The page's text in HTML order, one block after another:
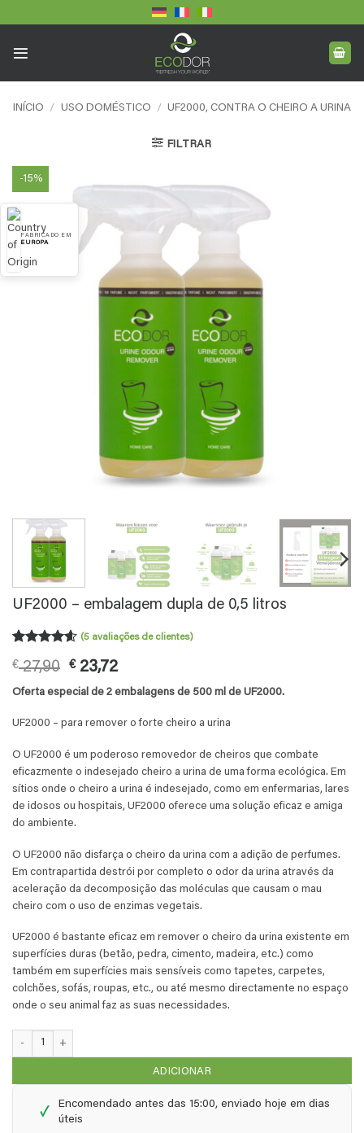
to
INÍCIO / USO DOMÉSTICO / UF2000, CONTRA O CHEIRO A URINA
FILTRAR
-15%
FABRICADO EM
EUROPA
UF2000 – embalagem dupla de 0,5 litros
Classificado
com4.6
base em
de clientes
(5avaliações de clientes)
€27,90 O
preço
original
€23,72O
preço
atual
Oferta especial de 2 embalagens de 500 ml de UF2000.
UF2000 – para remover o forte cheiro a urina
O UF2000 é um poderoso removedor de cheiros que combate
eficazmente o indesejado cheiro a urina de uma forma ecológica. Em
sítios onde o cheiro a urina é indesejado, como em enfermarias, lares
de idosos ou hospitais, UF2000 oferece uma solução eficaz e amiga
do ambiente.
O UF2000 não disfarça o cheiro da urina com a adição de perfumes.
Em contrapartida destrói por completo o odor da urina através da
aceleração da decomposição das moléculas que causam o mau
cheiro com o uso de enzimas vegetais.
UF2000 é bastante eficaz em remover o cheiro da urina existente em
superfícies duras (betão, pedra, cimento, madeira, etc.) como
também em superfícies mais sensíveis como tapetes, carpetes,
colchões, sofás, roupas, etc., ou até mesmo directamente no espaço
onde o seu animal faz as suas necessidades.
Quantidade de UF2000 - embalagem dupla de 0,5 litros
ADICIONAR
✓
Encomendado antes das 15:00, enviado hoje em dias
úteis